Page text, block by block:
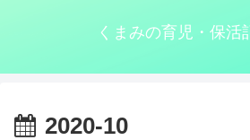
くまみの育児・保活
2020-10